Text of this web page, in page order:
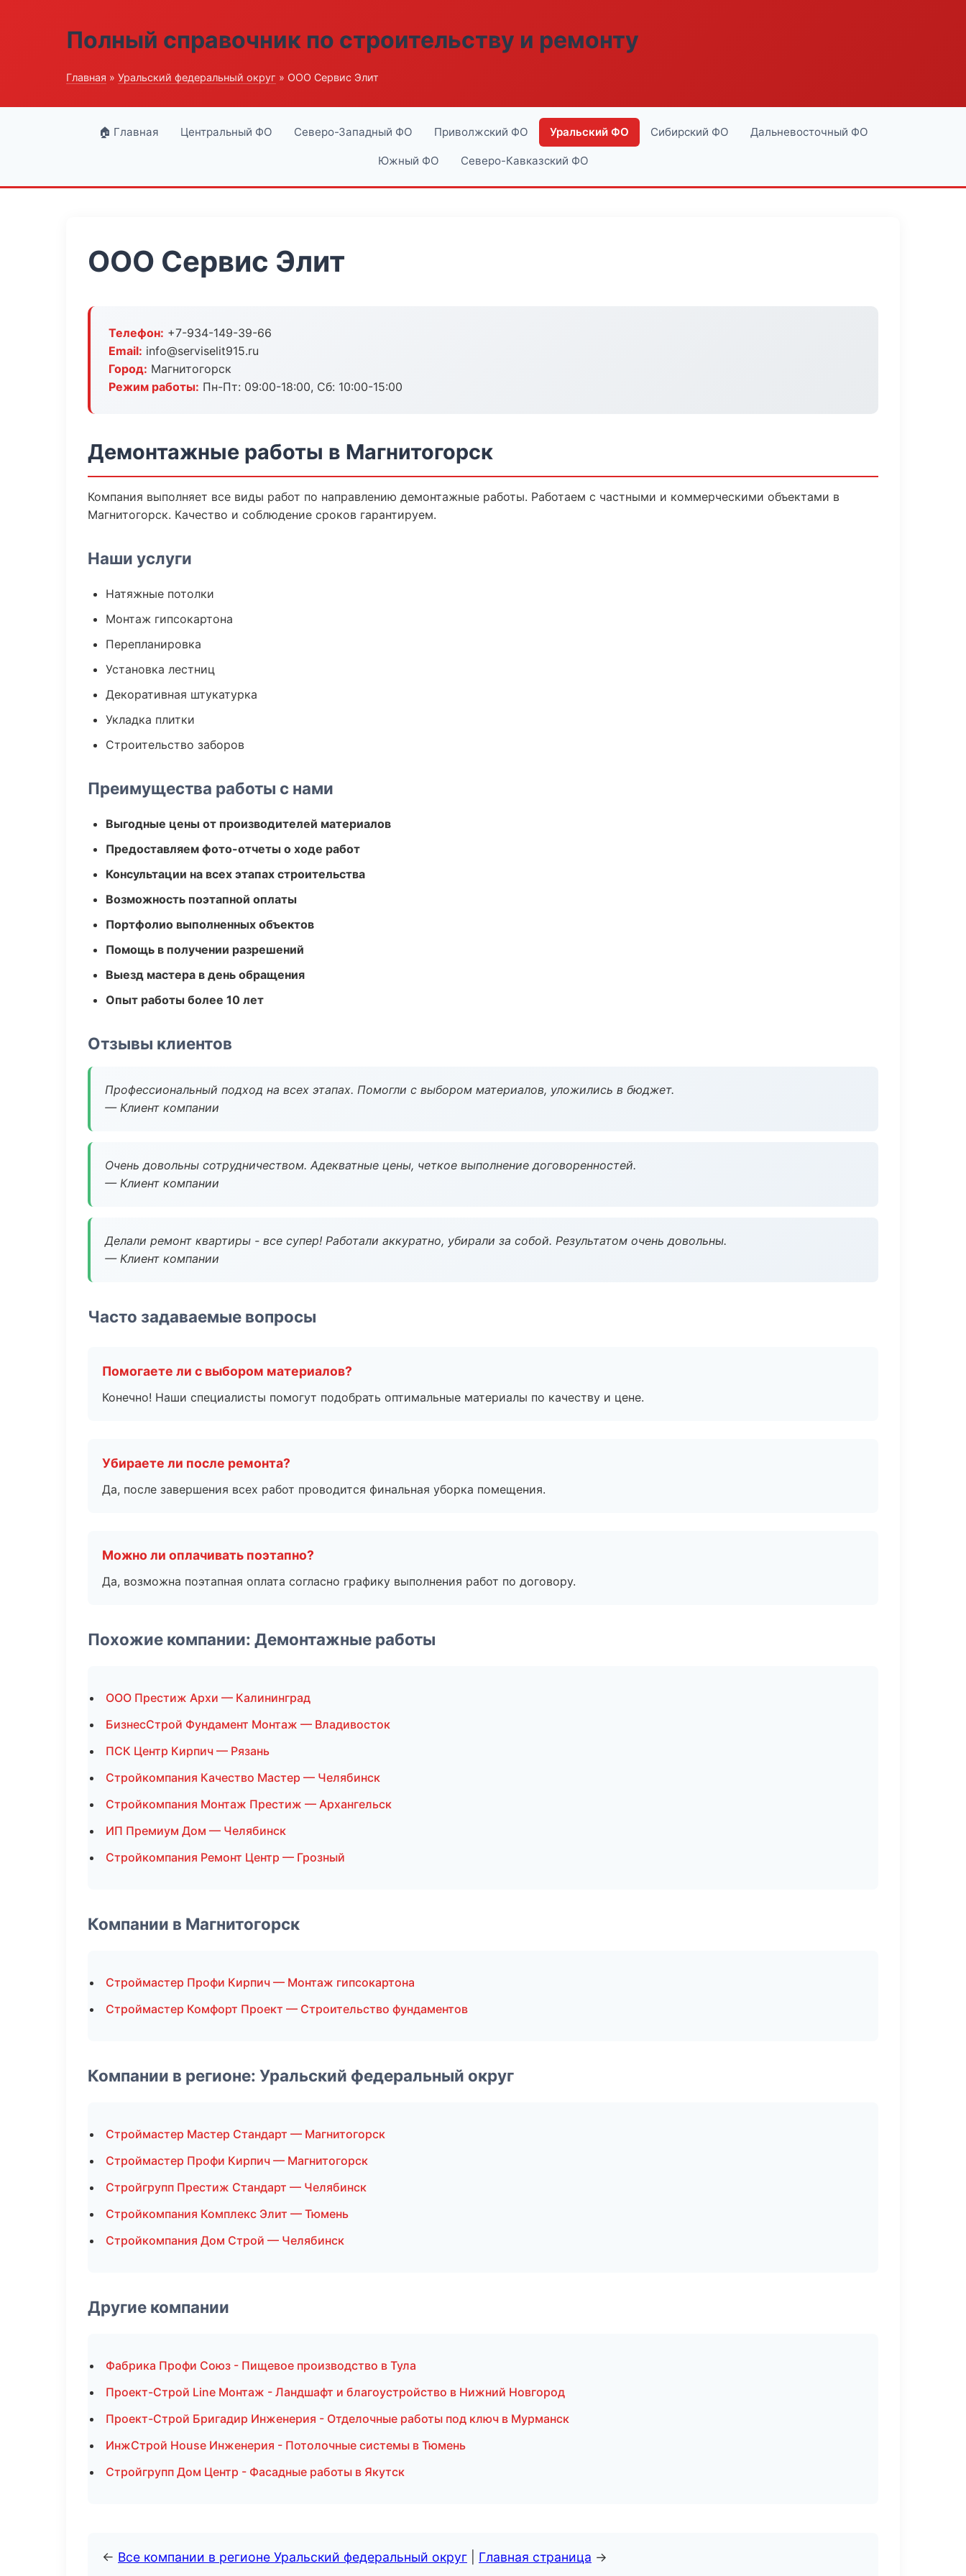
Полный справочник по строительству и ремонту
Главная » Уральский федеральный округ » ООО Сервис Элит
🏠 Главная Центральный ФО Северо-Западный ФО Приволжский ФО Уральский ФО Сибирский ФО Дальневосточный ФО
Южный ФО Северо-Кавказский ФО
ООО Сервис Элит
Телефон: +7-934-149-39-66
Email: info@serviselit915.ru
Город: Магнитогорск
Режим работы: Пн-Пт: 09:00-18:00, Сб: 10:00-15:00
Демонтажные работы в Магнитогорск
Компания выполняет все виды работ по направлению демонтажные работы. Работаем с частными и коммерческими объектами в
Магнитогорск. Качество и соблюдение сроков гарантируем.
Наши услуги
Натяжные потолки
Монтаж гипсокартона
Перепланировка
Установка лестниц
Декоративная штукатурка
Укладка плитки
Строительство заборов
Преимущества работы с нами
Выгодные цены от производителей материалов
Предоставляем фото-отчеты о ходе работ
Консультации на всех этапах строительства
Возможность поэтапной оплаты
Портфолио выполненных объектов
Помощь в получении разрешений
Выезд мастера в день обращения
Опыт работы более 10 лет
Отзывы клиентов
Профессиональный подход на всех этапах. Помогли с выбором материалов, уложились в бюджет.
— Клиент компании
Очень довольны сотрудничеством. Адекватные цены, четкое выполнение договоренностей.
— Клиент компании
Делали ремонт квартиры - все супер! Работали аккуратно, убирали за собой. Результатом очень довольны.
— Клиент компании
Часто задаваемые вопросы
Помогаете ли с выбором материалов?
Конечно! Наши специалисты помогут подобрать оптимальные материалы по качеству и цене.
Убираете ли после ремонта?
Да, после завершения всех работ проводится финальная уборка помещения.
Можно ли оплачивать поэтапно?
Да, возможна поэтапная оплата согласно графику выполнения работ по договору.
Похожие компании: Демонтажные работы
ООО Престиж Архи — Калининград
БизнесСтрой Фундамент Монтаж — Владивосток
ПСК Центр Кирпич — Рязань
Стройкомпания Качество Мастер — Челябинск
Стройкомпания Монтаж Престиж — Архангельск
ИП Премиум Дом — Челябинск
Стройкомпания Ремонт Центр — Грозный
Компании в Магнитогорск
Строймастер Профи Кирпич — Монтаж гипсокартона
Строймастер Комфорт Проект — Строительство фундаментов
Компании в регионе: Уральский федеральный округ
Строймастер Мастер Стандарт — Магнитогорск
Строймастер Профи Кирпич — Магнитогорск
Стройгрупп Престиж Стандарт — Челябинск
Стройкомпания Комплекс Элит — Тюмень
Стройкомпания Дом Строй — Челябинск
Другие компании
Фабрика Профи Союз - Пищевое производство в Тула
Проект-Строй Line Монтаж - Ландшафт и благоустройство в Нижний Новгород
Проект-Строй Бригадир Инженерия - Отделочные работы под ключ в Мурманск
ИнжСтрой House Инженерия - Потолочные системы в Тюмень
Стройгрупп Дом Центр - Фасадные работы в Якутск
← Все компании в регионе Уральский федеральный округ Главная страница →